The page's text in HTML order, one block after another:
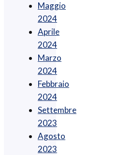
Maggio
2024
Aprile
2024
Marzo
2024
Febbraio
2024
Settembre
2023
Agosto
2023